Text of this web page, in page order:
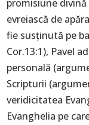
promisiune
evreiască de
fie susținută pe
Cor.13:1), Pavel
personală
Scripturii
veridicitatea
Evanghelia pe